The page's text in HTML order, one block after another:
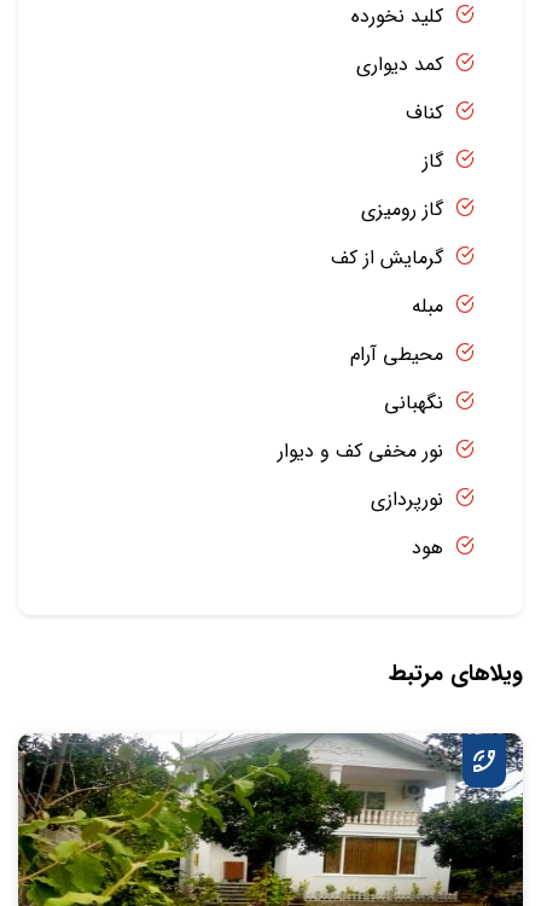
کلید نخورده
کمد دیواری
کناف
گاز
گاز رومیزی
گرمایش از کف
مبله
محیطی آرام
نگهبانی
نور مخفی کف و دیوار
نورپردازی
هود
ویلاهای مرتبط